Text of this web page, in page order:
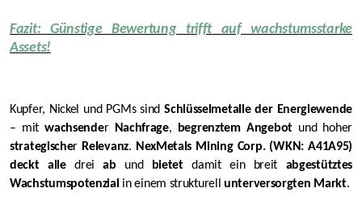
Fazit: Günstige Bewertung trifft auf wachstumsstarke
Assets!
Kupfer, Nickel und PGMs sindSchlüsselmetalle der Energiewende
– mitwachsender Nachfrage, begrenztem Angebotund hoher
strategischer Relevanz. NexMetals Mining Corp. (WKN: A41A95)
deckt alledreiab und bietetdamit ein breit abgestütztes
Wachstumspotenzial in einem strukturellunterversorgten Markt.